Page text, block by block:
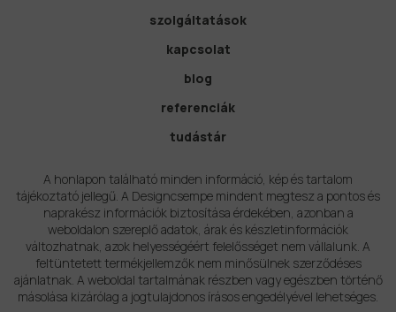
szolgáltatások
kapcsolat
blog
referenciák
tudástár
A honlapon található minden információ, kép és tartalom
tájékoztató jellegű. A Designcsempe mindent megtesz a pontos és
naprakész információk biztosítása érdekében, azonban a
weboldalon szereplő adatok, árak és készletinformációk
változhatnak, azok helyességéért felelősséget nem vállalunk. A
feltüntetett termékjellemzők nem minősülnek szerződéses
ajánlatnak. A weboldal tartalmának részben vagy egészben történő
másolása kizárólag a jogtulajdonos írásos engedélyével lehetséges.